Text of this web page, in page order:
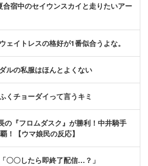
合宿中のセイウンスカイと走りたいアー
ェイトレスの格好が1番似合うよな。
ルの私服はほんとよくない
くチョーダイって言うキミ
の『フロムダスク』が勝利！中井騎手
！【ウマ娘民の反応】
〇〇したら即終了配信…？」